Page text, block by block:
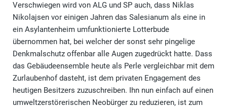
Verschwiegen wird von ALG und SP auch, dass Niklas
Nikolajsen vor einigen Jahren das Salesianum als eine in
ein Asylantenheim umfunktionierte Lotterbude
übernommen hat, bei welcher der sonst sehr pingelige
Denkmalschutz offenbar alle Augen zugedrückt hatte. Dass
das Gebäudeensemble heute als Perle vergleichbar mit dem
Zurlaubenhof dasteht, ist dem privaten Engagement des
heutigen Besitzers zuzuschreiben. Ihn nun einfach auf einen
umweltzerstörerischen Neobürger zu reduzieren, ist zum